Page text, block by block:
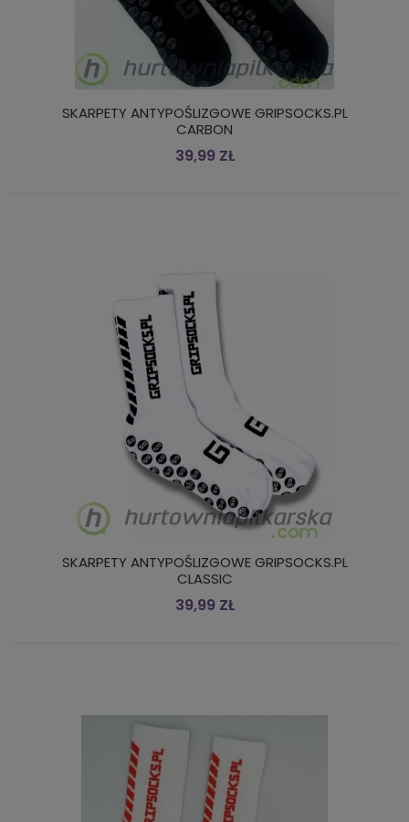
SKARPETY ANTYPOŚLIZGOWE GRIPSOCKS.PL
CARBON
39,99 ZŁ
SKARPETY ANTYPOŚLIZGOWE GRIPSOCKS.PL
CLASSIC
39,99 ZŁ